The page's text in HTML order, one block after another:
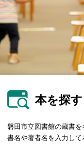
本を探
磐田市立図書館の蔵書
書名や著者名を入力して